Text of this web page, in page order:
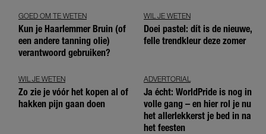
GOED OM TE WETEN
Kun je Haarlemmer Bruin (of
een andere tanning olie)
verantwoord gebruiken?
WIL JE WETEN
Doei pastel: dít is de nieuwe,
felle trendkleur deze zomer
WIL JE WETEN
Zo zie je vóór het kopen al of
hakken pijn gaan doen
ADVERTORIAL
Ja écht: WorldPride is nog in
volle gang – en hier rol je nu
het allerlekkerst je bed in na
het feesten